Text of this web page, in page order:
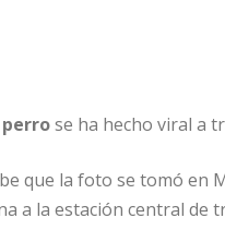
se ha hecho viral a
que la foto se tomó en
a la estación central de